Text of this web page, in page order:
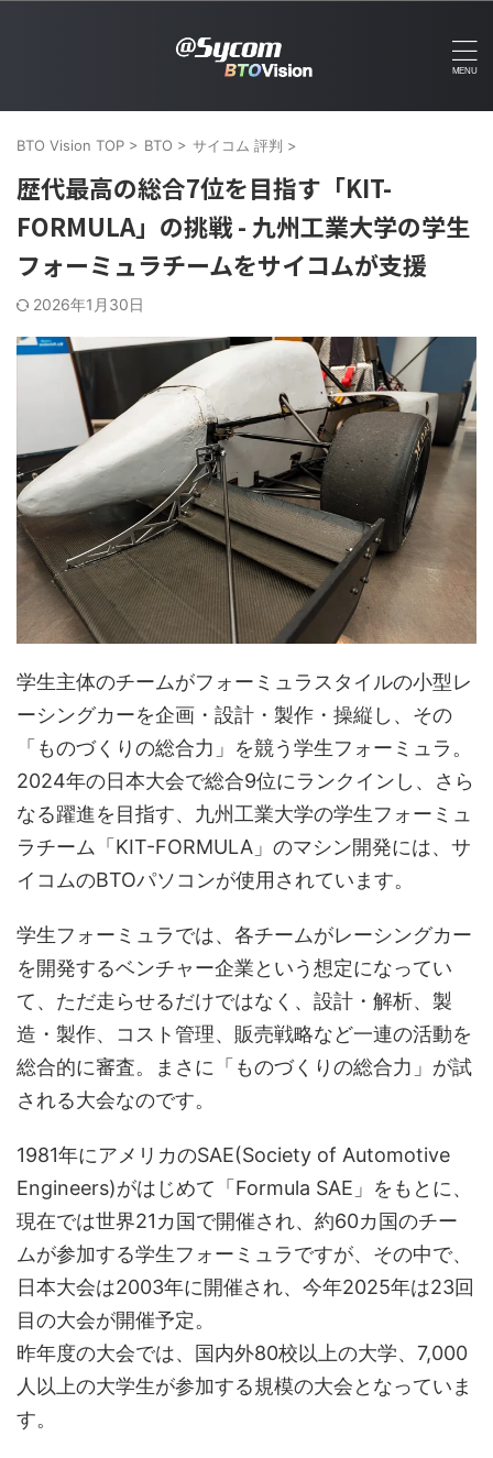
BTO Vision TOP > BTO > サイコム 評判 >
歴代最高の総合7位を目指す「KIT-
FORMULA」の挑戦 - 九州工業大学の学生
フォーミュラチームをサイコムが支援
2026年1月30日
学生主体のチームがフォーミュラスタイルの小型レ
ーシングカーを企画・設計・製作・操縦し、その
「ものづくりの総合力」を競う学生フォーミュラ。
2024年の日本大会で総合9位にランクインし、さら
なる躍進を目指す、九州工業大学の学生フォーミュ
ラチーム「KIT-FORMULA」のマシン開発には、サ
イコムのBTOパソコンが使用されています。
学生フォーミュラでは、各チームがレーシングカー
を開発するベンチャー企業という想定になってい
て、ただ走らせるだけではなく、設計・解析、製
造・製作、コスト管理、販売戦略など一連の活動を
総合的に審査。まさに「ものづくりの総合力」が試
される大会なのです。
1981年にアメリカのSAE(Society of Automotive
Engineers)がはじめて「Formula SAE」をもとに、
現在では世界21カ国で開催され、約60カ国のチー
ムが参加する学生フォーミュラですが、その中で、
日本大会は2003年に開催され、今年2025年は23回
目の大会が開催予定。
昨年度の大会では、国内外80校以上の大学、7,000
人以上の大学生が参加する規模の大会となっていま
す。